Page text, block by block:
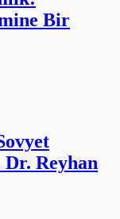
Bir
Reyhan